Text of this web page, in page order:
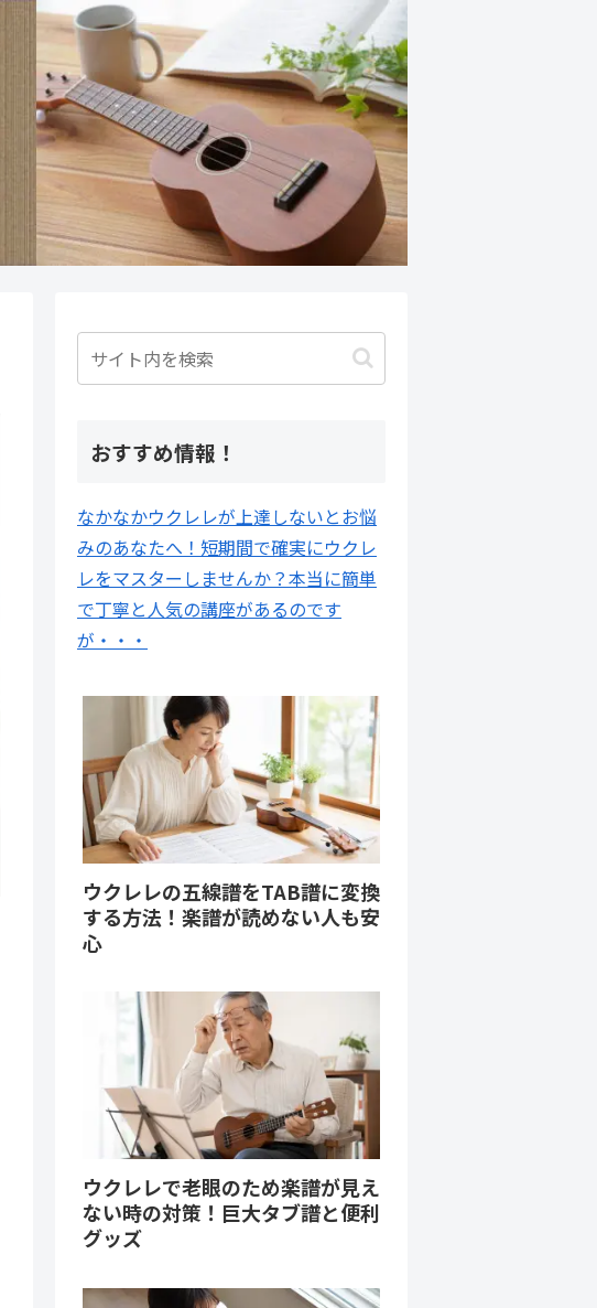
おすすめ情報！
なかなかウクレレが上達しないとお悩
みのあなたへ！短期間で確実にウクレ
レをマスターしませんか？本当に簡単
で丁寧と人気の講座があるのです
が・・・
ウクレレの五線譜をTAB譜に変換
する方法！楽譜が読めない人も安
心
ウクレレで老眼のため楽譜が見え
ない時の対策！巨大タブ譜と便利
グッズ